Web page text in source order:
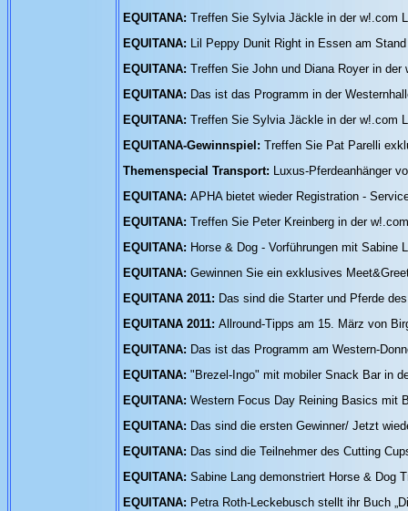
EQUITANA: Treffen Sie Sylvia Jäckle in der w!.com
EQUITANA: Lil Peppy Dunit Right in Essen am
EQUITANA: Treffen Sie John und Diana Royer in
EQUITANA: Das ist das Programm in der
EQUITANA: Treffen Sie Sylvia Jäckle in der w!.com
EQUITANA-Gewinnspiel: Treffen Sie Pat Parelli
Themenspecial Transport: Luxus-Pferdeanhänger
EQUITANA: APHA bietet wieder Registration -
EQUITANA: Treffen Sie Peter Kreinberg in der
EQUITANA: Horse & Dog - Vorführungen mit Sabine
EQUITANA: Gewinnen Sie ein exklusives
EQUITANA 2011: Das sind die Starter und Pferde
EQUITANA 2011: Allround-Tipps am 15. März von
EQUITANA: Das ist das Programm am Western-
EQUITANA: "Brezel-Ingo" mit mobiler Snack Bar in
EQUITANA: Western Focus Day Reining Basics mit
EQUITANA: Das sind die ersten Gewinner/ Jetzt
EQUITANA: Das sind die Teilnehmer des Cutting
EQUITANA: Sabine Lang demonstriert Horse & Dog
EQUITANA: Petra Roth-Leckebusch stellt ihr Buch